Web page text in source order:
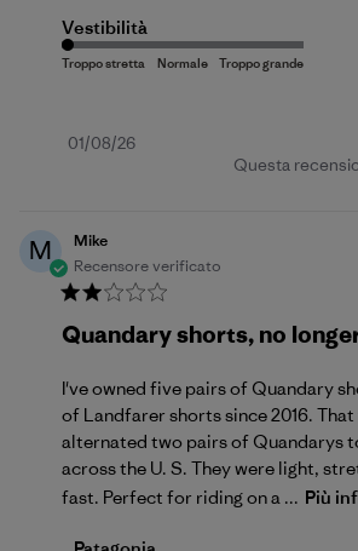
Vestibilità
Data
01/08/26
Questa
M
Mike
Recensore verificato
Quandary shorts, no
I've owned five pairs of Quandary
of Landfarer shorts since 2016. That
alternated two pairs of Quandarys
across the U. S. They were light,
fast. Perfect for riding on a ... Più